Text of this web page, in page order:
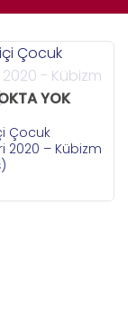
YOK
Çocuk
2020 – Kübizm